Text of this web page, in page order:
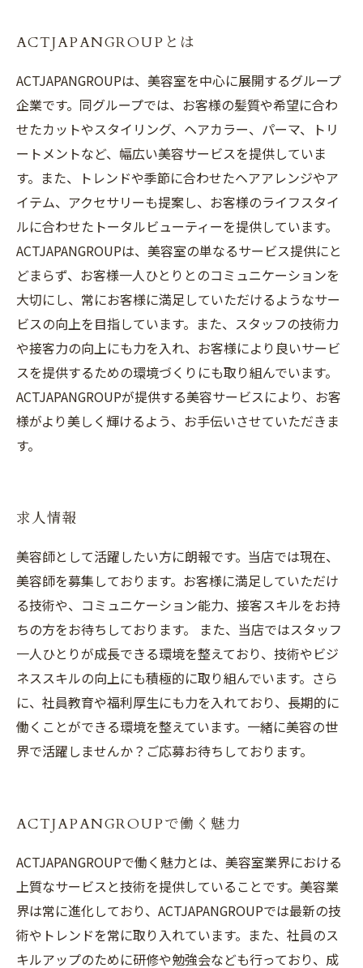
ACTJAPANGROUPとは
ACTJAPANGROUPは、美容室を中心に展開するグループ
企業です。同グループでは、お客様の髪質や希望に合わ
せたカットやスタイリング、ヘアカラー、パーマ、トリ
ートメントなど、幅広い美容サービスを提供していま
す。また、トレンドや季節に合わせたヘアアレンジやア
イテム、アクセサリーも提案し、お客様のライフスタイ
ルに合わせたトータルビューティーを提供しています。
ACTJAPANGROUPは、美容室の単なるサービス提供にと
どまらず、お客様一人ひとりとのコミュニケーションを
大切にし、常にお客様に満足していただけるようなサー
ビスの向上を目指しています。また、スタッフの技術力
や接客力の向上にも力を入れ、お客様により良いサービ
スを提供するための環境づくりにも取り組んでいます。
ACTJAPANGROUPが提供する美容サービスにより、お客
様がより美しく輝けるよう、お手伝いさせていただきま
す。
求人情報
美容師として活躍したい方に朗報です。当店では現在、
美容師を募集しております。お客様に満足していただけ
る技術や、コミュニケーション能力、接客スキルをお持
ちの方をお待ちしております。 また、当店ではスタッフ
一人ひとりが成長できる環境を整えており、技術やビジ
ネススキルの向上にも積極的に取り組んでいます。さら
に、社員教育や福利厚生にも力を入れており、長期的に
働くことができる環境を整えています。一緒に美容の世
界で活躍しませんか？ご応募お待ちしております。
ACTJAPANGROUPで働く魅力
ACTJAPANGROUPで働く魅力とは、美容室業界における
上質なサービスと技術を提供していることです。美容業
界は常に進化しており、ACTJAPANGROUPでは最新の技
術やトレンドを常に取り入れています。また、社員のス
キルアップのために研修や勉強会なども行っており、成